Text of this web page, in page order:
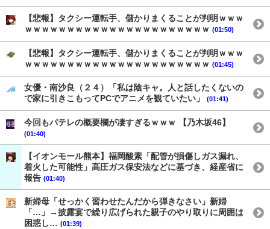
【悲報】タクシー運転手、儲かりまくることが判明ｗｗｗ
ｗｗｗｗｗｗｗｗｗｗｗｗｗｗｗｗｗｗｗｗｗｗ (01:50)
【悲報】タクシー運転手、儲かりまくることが判明ｗｗｗ
ｗｗｗｗｗｗｗｗｗｗｗｗｗｗｗｗｗｗｗｗｗｗ (01:45)
女優・南沙良（２４）「私は陰キャ。人と話したくないの
で家に引きこもってPCでアニメを観ていたい」
(01:41)
今回もパテレの概要欄が凄すぎるｗｗｗ 【乃木坂46】
(01:40)
【イオンモール熊本】福岡酸素「配管が損傷しガス漏れ、
着火した可能性」高圧ガス保安法などに基づき、経産省に
報告 (01:40)
新婦母「せっかく習わせたんだから弾きなさい」新婦
「…」→披露宴で繰り広げられた親子のやり取りに周囲は
困惑し… (01:39)